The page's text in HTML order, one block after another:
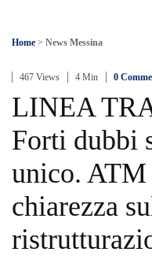
Home > News Messina
467 Views 4 Min 0
LINEA
Forti dubbi
unico.
chiarezza